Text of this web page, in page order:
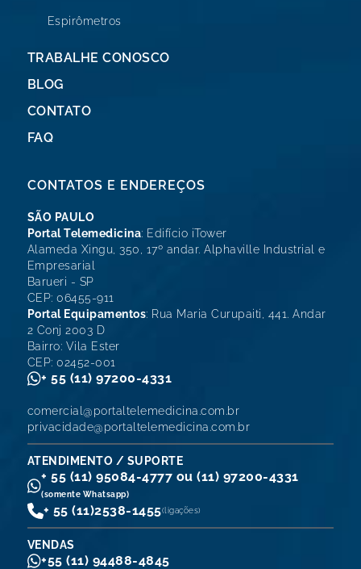
Espirômetros
TRABALHE CONOSCO
BLOG
CONTATO
FAQ
CONTATOS E ENDEREÇOS
SÃO PAULO
Portal Telemedicina: Edifício iTower
Alameda Xingu, 350, 17º andar. Alphaville Industrial e
Empresarial
Barueri - SP
CEP: 06455-911
Portal Equipamentos: Rua Maria Curupaiti, 441. Andar
2 Conj 2003 D
Bairro: Vila Ester
CEP: 02452-001
+ 55 (11) 97200-4331
comercial@portaltelemedicina.com.br
privacidade@portaltelemedicina.com.br
ATENDIMENTO / SUPORTE
+ 55 (11) 95084-4777 ou (11) 97200-4331
(somente Whatsapp)
+ 55 (11)2538-1455(ligações)
VENDAS
+55 (11) 94488-4845